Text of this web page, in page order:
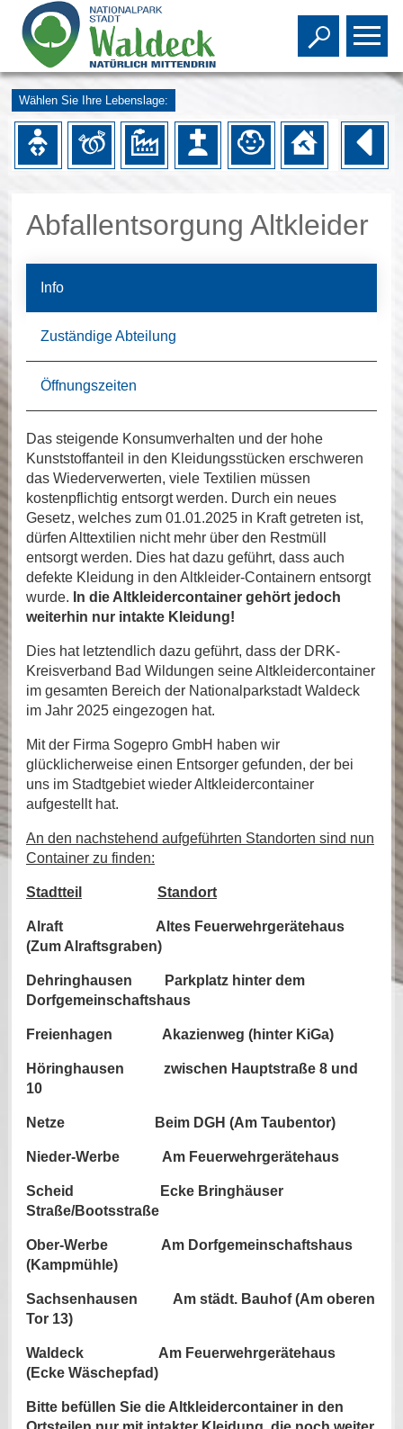
Toggle
Wählen Sie Ihre Lebenslage:
Abfallentsorgung Altkleider
Info
Zuständige Abteilung
Öffnungszeiten
Das steigende Konsumverhalten und der hohe
Kunststoffanteil in den Kleidungsstücken erschweren
das Wiederverwerten, viele Textilien müssen
kostenpflichtig entsorgt werden. Durch ein neues
Gesetz, welches zum 01.01.2025 in Kraft getreten ist,
dürfen Alttextilien nicht mehr über den Restmüll
entsorgt werden. Dies hat dazu geführt, dass auch
defekte Kleidung in den Altkleider-Containern entsorgt
wurde. In die Altkleidercontainer gehört jedoch
weiterhin nur intakte Kleidung!
Dies hat letztendlich dazu geführt, dass der DRK-
Kreisverband Bad Wildungen seine Altkleidercontainer
im gesamten Bereich der Nationalparkstadt Waldeck
im Jahr 2025 eingezogen hat.
Mit der Firma Sogepro GmbH haben wir
glücklicherweise einen Entsorger gefunden, der bei
uns im Stadtgebiet wieder Altkleidercontainer
aufgestellt hat.
An den nachstehend aufgeführten Standorten sind nun
Container zu finden:
Stadtteil Standort
Alraft Altes Feuerwehrgerätehaus
(Zum Alraftsgraben)
Dehringhausen Parkplatz hinter dem
Dorfgemeinschaftshaus
Freienhagen Akazienweg (hinter KiGa)
Höringhausen zwischen Hauptstraße 8 und
10
Netze Beim DGH (Am Taubentor)
Nieder-Werbe Am Feuerwehrgerätehaus
Scheid Ecke Bringhäuser
Straße/Bootsstraße
Ober-Werbe Am Dorfgemeinschaftshaus
(Kampmühle)
Sachsenhausen Am städt. Bauhof (Am oberen
Tor 13)
Waldeck Am Feuerwehrgerätehaus
(Ecke Wäschepfad)
Bitte befüllen Sie die Altkleidercontainer in den